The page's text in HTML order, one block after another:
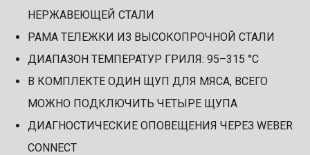
НЕРЖАВЕЮЩЕЙ СТАЛИ
РАМА ТЕЛЕЖКИ ИЗ ВЫСОКОПРОЧНОЙ СТАЛИ
ДИАПАЗОН ТЕМПЕРАТУР ГРИЛЯ: 95–315 °C
В КОМПЛЕКТЕ ОДИН ЩУП ДЛЯ МЯСА, ВСЕГО
МОЖНО ПОДКЛЮЧИТЬ ЧЕТЫРЕ ЩУПА
ДИАГНОСТИЧЕСКИЕ ОПОВЕЩЕНИЯ ЧЕРЕЗ WEBER
CONNECT